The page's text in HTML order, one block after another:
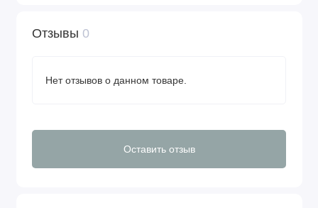
Отзывы 0
Нет отзывов о данном товаре.
Оставить отзыв